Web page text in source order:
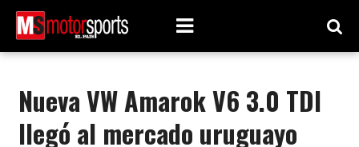
Nueva VW Amarok V6 3.0 TDI
llegó al mercado uruguayo